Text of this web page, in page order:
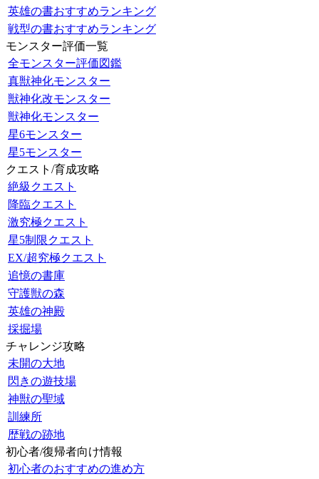
英雄の書おすすめランキング
戦型の書おすすめランキング
モンスター評価一覧
全モンスター評価図鑑
真獣神化モンスター
獣神化改モンスター
獣神化モンスター
星6モンスター
星5モンスター
クエスト/育成攻略
絶級クエスト
降臨クエスト
激究極クエスト
星5制限クエスト
EX/超究極クエスト
追憶の書庫
守護獣の森
英雄の神殿
採掘場
チャレンジ攻略
未開の大地
閃きの遊技場
神獣の聖域
訓練所
歴戦の跡地
初心者/復帰者向け情報
初心者のおすすめの進め方